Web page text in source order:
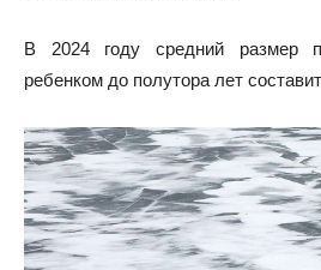
В 2024 году средний размер
ребенком до полутора лет